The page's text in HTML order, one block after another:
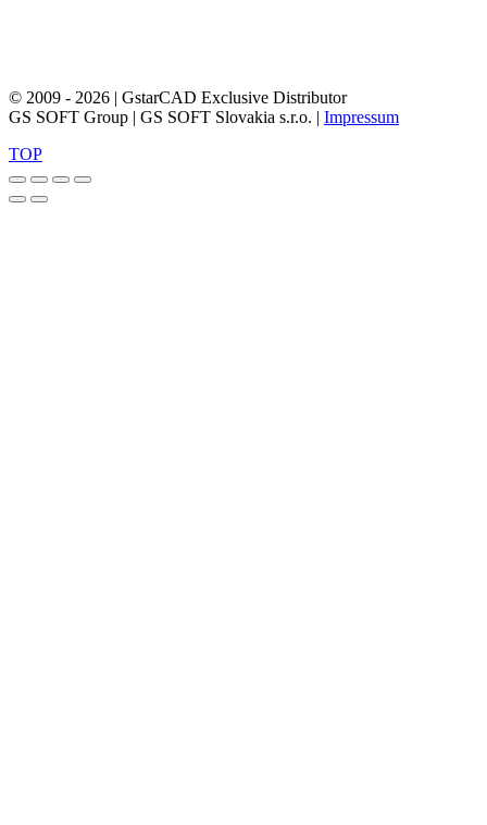
© 2009 - 2026 | GstarCAD Exclusive Distributor
GS SOFT Group | GS SOFT Slovakia s.r.o. | Impressum
TOP